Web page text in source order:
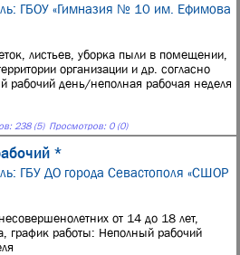
ГБОУ «Гимназия № 10 им. Ефимова
листьев, уборка пыли в помещении,
организации и др. согласно
день/неполная рабочая неделя
238 (5) Просмотров: 0 (0)
*
ГБУ ДО города Севастополя «СШОР
от 14 до 18 лет,
график работы: Неполный рабочий